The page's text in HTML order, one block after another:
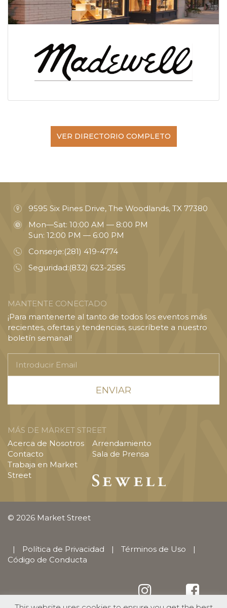
VER DIRECTORIO COMPLETO
9595 Six Pines Drive, The Woodlands, TX 77380
Mon—Sat: 10:00 AM — 8:00 PM
Sun: 12:00 PM — 6:00 PM
Conserje:(281) 419-4774
Seguridad:(832) 623-2585
MANTENTE CONECTADO
¡Para mantenerte al tanto de todos los eventos más
recientes, ofertas y tendencias, suscríbete a nuestro
boletín semanal!
Email
MÁS DE MARKET STREET
Acerca de Nosotros
Contacto
Trabaja en Market
Street
Arrendamiento
Sala de Prensa
© 2026 Market Street
| Política de Privacidad | Términos de Uso
|
Código de Conducta